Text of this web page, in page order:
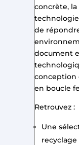
concrète,
de
document
conception
en boucle
Retrouvez :
Une